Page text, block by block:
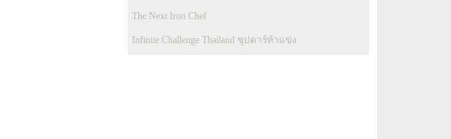
The Next Iron Chef
Infinite Challenge Thailand ซุปตาร์ท้าแข่ง